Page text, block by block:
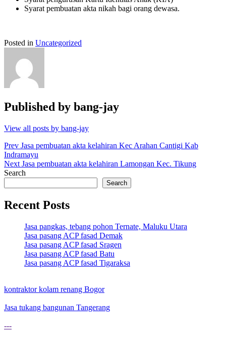
Syarat pembuatan akta nikah bagi orang dewasa.
Posted in Uncategorized
Published by bang-jay
View all posts by bang-jay
Post
navigation
Prev Jasa pembuatan akta kelahiran Kec Arahan Cantigi Kab
Indramayu
Next Jasa pembuatan akta kelahiran Lamongan Kec. Tikung
Search
Search
Recent Posts
Jasa pangkas, tebang pohon Ternate, Maluku Utara
Jasa pasang ACP fasad Demak
Jasa pasang ACP fasad Sragen
Jasa pasang ACP fasad Batu
Jasa pasang ACP fasad Tigaraksa
kontraktor kolam renang Bogor
Jasa tukang bangunan Tangerang
---